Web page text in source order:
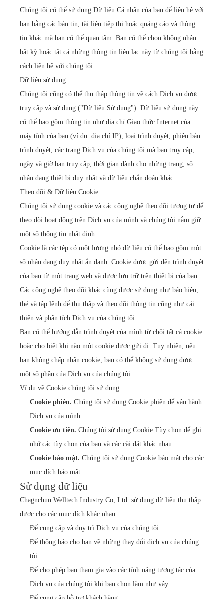
Chúng tôi có thể sử dụng Dữ liệu Cá nhân của bạn để liên hệ với
bạn bằng các bản tin, tài liệu tiếp thị hoặc quảng cáo và thông
tin khác mà bạn có thể quan tâm. Bạn có thể chọn không nhận
bất kỳ hoặc tất cả những thông tin liên lạc này từ chúng tôi bằng
cách liên hệ với chúng tôi.
Dữ liệu sử dụng
Chúng tôi cũng có thể thu thập thông tin về cách Dịch vụ được
truy cập và sử dụng ("Dữ liệu Sử dụng"). Dữ liệu sử dụng này
có thể bao gồm thông tin như địa chỉ Giao thức Internet của
máy tính của bạn (ví dụ: địa chỉ IP), loại trình duyệt, phiên bản
trình duyệt, các trang Dịch vụ của chúng tôi mà bạn truy cập,
ngày và giờ bạn truy cập, thời gian dành cho những trang, số
nhận dạng thiết bị duy nhất và dữ liệu chẩn đoán khác.
Theo dõi & Dữ liệu Cookie
Chúng tôi sử dụng cookie và các công nghệ theo dõi tương tự để
theo dõi hoạt động trên Dịch vụ của mình và chúng tôi nắm giữ
một số thông tin nhất định.
Cookie là các tệp có một lượng nhỏ dữ liệu có thể bao gồm một
số nhận dạng duy nhất ẩn danh. Cookie được gửi đến trình duyệt
của bạn từ một trang web và được lưu trữ trên thiết bị của bạn.
Các công nghệ theo dõi khác cũng được sử dụng như báo hiệu,
thẻ và tập lệnh để thu thập và theo dõi thông tin cũng như cải
thiện và phân tích Dịch vụ của chúng tôi.
Bạn có thể hướng dẫn trình duyệt của mình từ chối tất cả cookie
hoặc cho biết khi nào một cookie được gửi đi. Tuy nhiên, nếu
bạn không chấp nhận cookie, bạn có thể không sử dụng được
một số phần của Dịch vụ của chúng tôi.
Ví dụ về Cookie chúng tôi sử dụng:
Cookie phiên. Chúng tôi sử dụng Cookie phiên để vận hành
Dịch vụ của mình.
Cookie ưu tiên. Chúng tôi sử dụng Cookie Tùy chọn để ghi
nhớ các tùy chọn của bạn và các cài đặt khác nhau.
Cookie bảo mật. Chúng tôi sử dụng Cookie bảo mật cho các
mục đích bảo mật.
Sử dụng dữ liệu
Chagnchun Welltech Industry Co, Ltd. sử dụng dữ liệu thu thập
được cho các mục đích khác nhau:
Để cung cấp và duy trì Dịch vụ của chúng tôi
Để thông báo cho bạn về những thay đổi dịch vụ của chúng
tôi
Để cho phép bạn tham gia vào các tính năng tương tác của
Dịch vụ của chúng tôi khi bạn chọn làm như vậy